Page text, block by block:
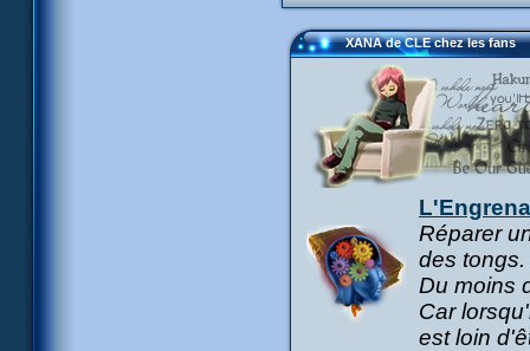
XANA de CLE chez les fans
Réparer
des
Du moins
Car
est loin